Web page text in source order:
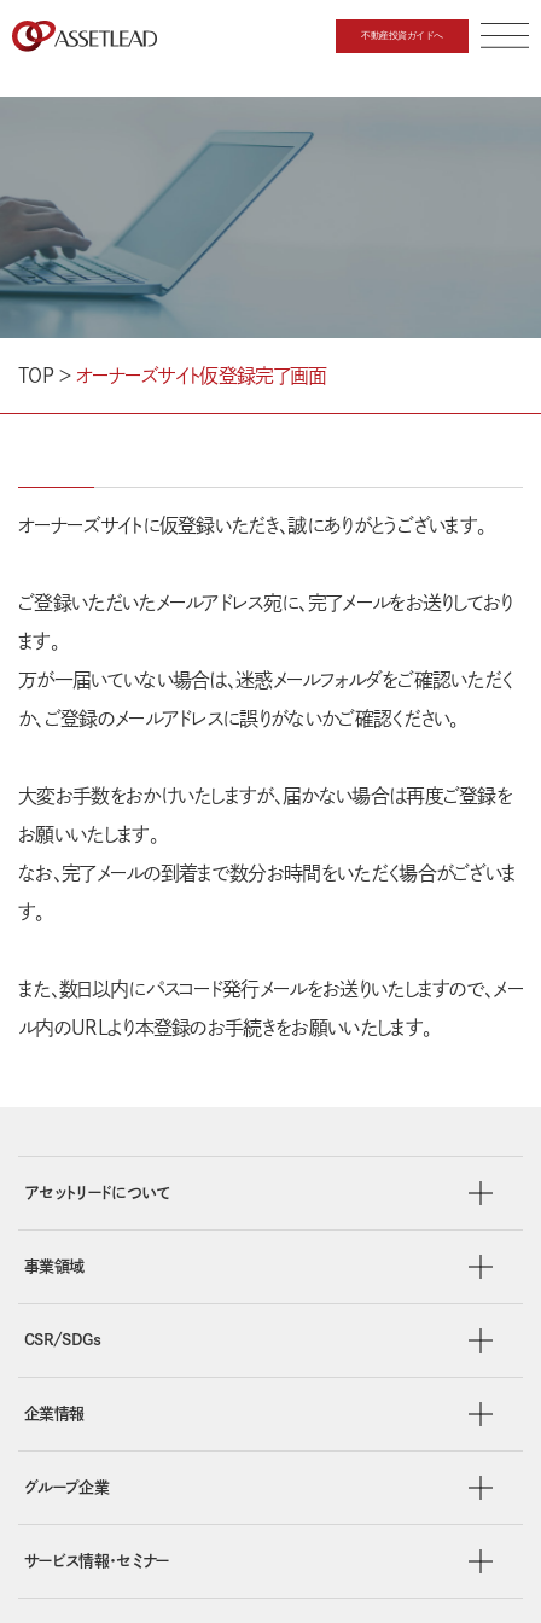
不動産投資ガイドへ
TOP＞ オーナーズサイト仮登録完了画面
オーナーズサイトに仮登録いただき、誠にありがとうございます。
ご登録いただいたメールアドレス宛に、完了メールをお送りしており
ます。
万が一届いていない場合は、迷惑メールフォルダをご確認いただく
か、ご登録のメールアドレスに誤りがないかご確認ください。
大変お手数をおかけいたしますが、届かない場合は再度ご登録を
お願いいたします。
なお、完了メールの到着まで数分お時間をいただく場合がございま
す。
また、数日以内にパスコード発行メールをお送りいたしますので、メー
ル内のURLより本登録のお手続きをお願いいたします。
アセットリードについて
事業領域
CSR/SDGs
企業情報
グループ企業
サービス情報・セミナー